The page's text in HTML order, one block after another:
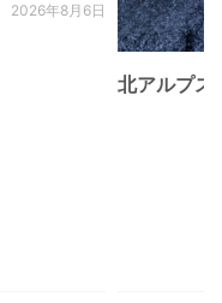
2026年8月6日
北アルプ